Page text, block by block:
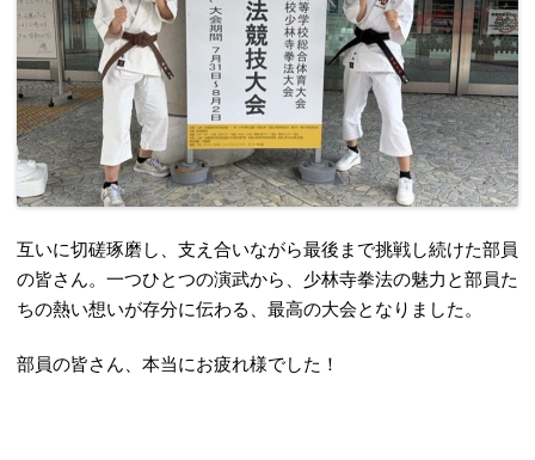
互いに切磋琢磨し、支え合いながら最後まで挑戦し続けた部員
の皆さん。一つひとつの演武から、少林寺拳法の魅力と部員た
ちの熱い想いが存分に伝わる、最高の大会となりました。
部員の皆さん、本当にお疲れ様でした！